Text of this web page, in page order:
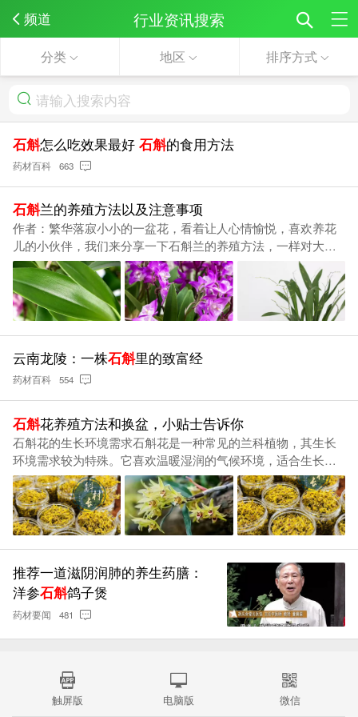
频道 行业资讯搜索
分类 地区 排序方式
石斛怎么吃效果最好 石斛的食用方法
药材百科 663
石斛兰的养殖方法以及注意事项
作者：繁华落寂小小的一盆花，看着让人心情愉悦，喜欢养花
儿的小伙伴，我们来分享一下石斛兰的养殖方法，一样对大家
有用合理见光：石斛兰耐阴，但不能长期放在阴暗处，需多晒
散光，利于开花。适
云南龙陵：一株石斛里的致富经
药材百科 554
石斛花养殖方法和换盆，小贴士告诉你
石斛花的生长环境需求石斛花是一种常见的兰科植物，其生长
环境需求较为特殊。它喜欢温暖湿润的气候环境，适合生长在
亚热带和热带地区。在栽培过程中需要注意保持空气流通、避
免日晒雨淋及强风侵
推荐一道滋阴润肺的养生药膳：
洋参石斛鸽子煲
药材要闻 481
触屏版 电脑版 微信